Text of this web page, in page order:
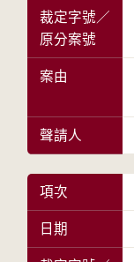
裁定字號／
原分案號
案由
聲請人
項次
日期